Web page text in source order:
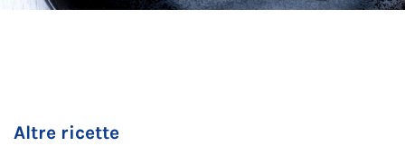
Altre ricette